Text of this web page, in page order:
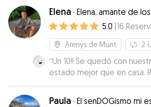
Repetirem
Elena · Elena, amante de
5.0 (16
Arenys de Munt 2
“Un 10!! Se quedó con
estado mejor que en casa.
seguro!!”
Paula · El senDOGismo mi estilo de vida